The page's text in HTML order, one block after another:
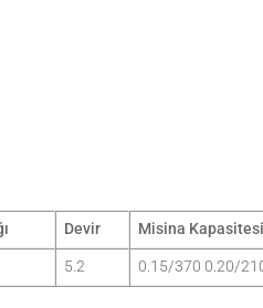
Devir Misina Kapasitesi
5.2 0.15/370 0.20/